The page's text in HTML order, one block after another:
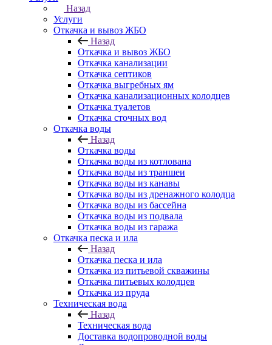
Назад
Услуги
Откачка и вывоз ЖБО
Назад
Откачка и вывоз ЖБО
Откачка канализации
Откачка септиков
Откачка выгребных ям
Откачка канализационных колодцев
Откачка туалетов
Откачка сточных вод
Откачка воды
Назад
Откачка воды
Откачка воды из котлована
Откачка воды из траншеи
Откачка воды из канавы
Откачка воды из дренажного колодца
Откачка воды из бассейна
Откачка воды из подвала
Откачка воды из гаража
Откачка песка и ила
Назад
Откачка песка и ила
Откачка из питьевой скважины
Откачка питьевых колодцев
Откачка из пруда
Техническая вода
Назад
Техническая вода
Доставка водопроводной воды